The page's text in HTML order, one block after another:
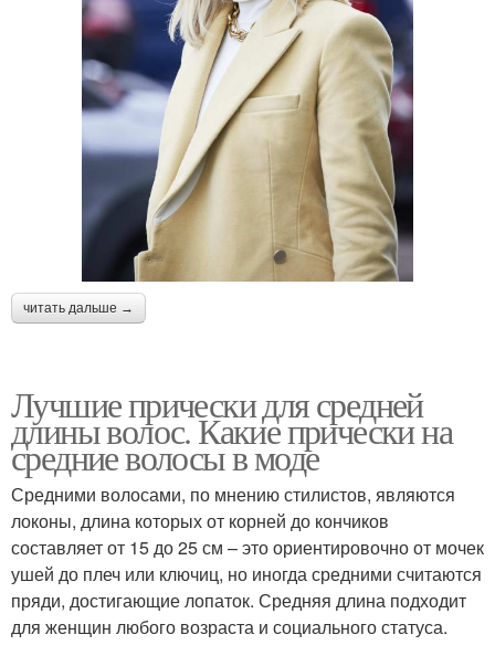
читать дальше →
Лучшие прически для средней
длины волос. Какие прически на
средние волосы в моде
Средними волосами, по мнению стилистов, являются
локоны, длина которых от корней до кончиков
составляет от 15 до 25 см – это ориентировочно от мочек
ушей до плеч или ключиц, но иногда средними считаются
пряди, достигающие лопаток. Средняя длина подходит
для женщин любого возраста и социального статуса.